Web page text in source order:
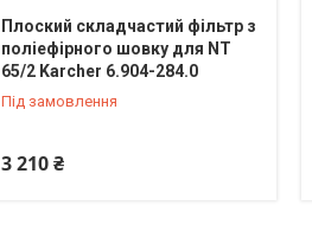
Плоский складчастий фільтр з
поліефірного шовку для NT
65/2 Karcher 6.904-284.0
Під замовлення
3 210 ₴